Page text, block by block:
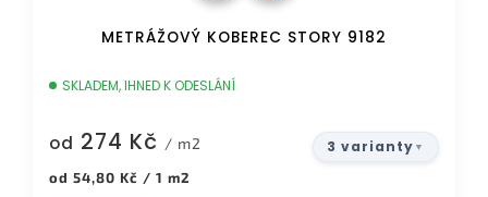
METRÁŽOVÝ KOBEREC STORY 9182
SKLADEM, IHNED K ODESLÁNÍ
od 274 Kč / m2
Měrná
od 54,80 Kč / 1 m2
3 varianty